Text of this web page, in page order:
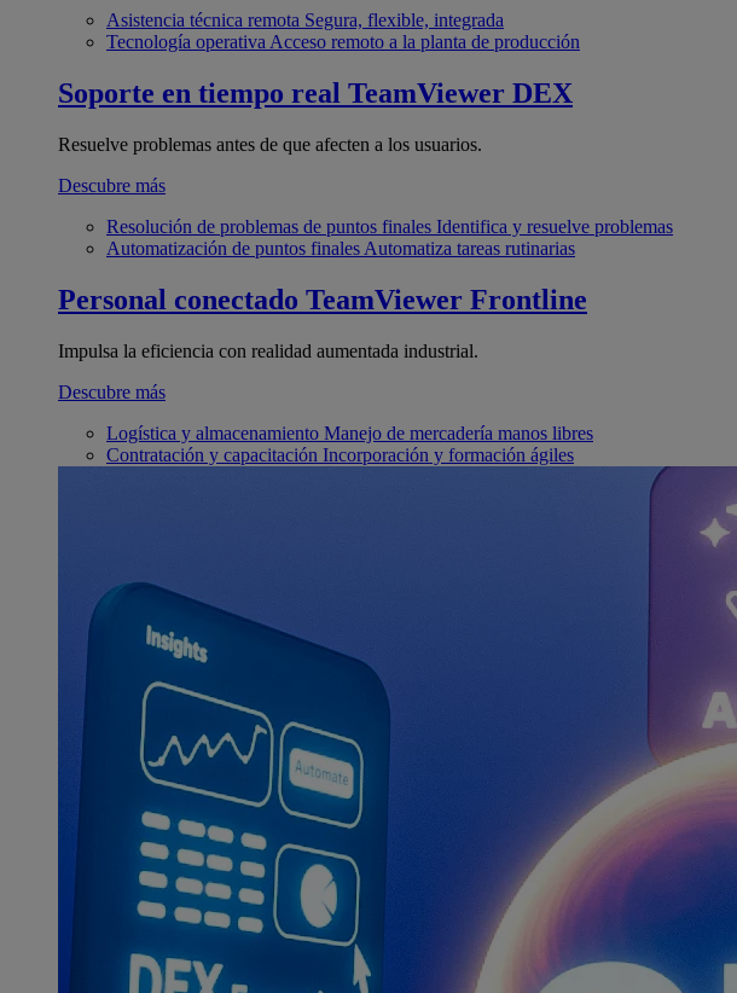
Asistencia técnica remota Segura, flexible, integrada
Tecnología operativa Acceso remoto a la planta de producción
Soporte en tiempo real TeamViewer DEX
Resuelve problemas antes de que afecten a los usuarios.
Descubre más
Resolución de problemas de puntos finales Identifica y resuelve problemas
Automatización de puntos finales Automatiza tareas rutinarias
Personal conectado TeamViewer Frontline
Impulsa la eficiencia con realidad aumentada industrial.
Descubre más
Logística y almacenamiento Manejo de mercadería manos libres
Contratación y capacitación Incorporación y formación ágiles